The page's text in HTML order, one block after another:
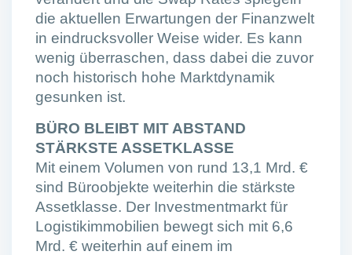
die aktuellen Erwartungen der Finanzwelt
in eindrucksvoller Weise wider. Es kann
wenig überraschen, dass dabei die zuvor
noch historisch hohe Marktdynamik
gesunken ist.
BÜRO BLEIBT MIT ABSTAND
STÄRKSTE ASSETKLASSE
Mit einem Volumen von rund 13,1 Mrd. €
sind Büroobjekte weiterhin die stärkste
Assetklasse. Der Investmentmarkt für
Logistikimmobilien bewegt sich mit 6,6
Mrd. € weiterhin auf einem im